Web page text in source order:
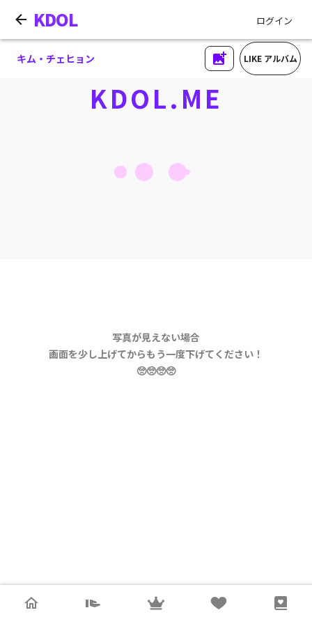
KDOL ログイン
キム・チェヒョン LIKE アルバム
KDOL.ME
写真が見えない場合
画面を少し上げてからもう一度下げてください！
🥺🥺🥺🥺